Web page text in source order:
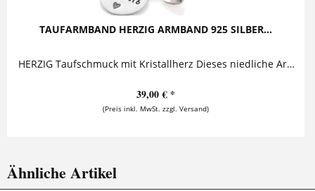
TAUFARMBAND HERZIG ARMBAND 925 SILBER...
HERZIG Taufschmuck mit Kristallherz Dieses niedliche Armband besteht aus einem personalisierten Anhänger an einem Armband aus gewachster Baumwolle und einem glänzenden Kristallherz....
39,00 € *
(Preis inkl. MwSt. zzgl. Versand)
Ähnliche Artikel